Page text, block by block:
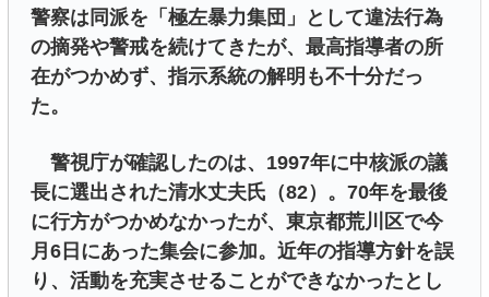
警察は同派を「極左暴力集団」として違法行為
の摘発や警戒を続けてきたが、最高指導者の所
在がつかめず、指示系統の解明も不十分だっ
た。
警視庁が確認したのは、1997年に中核派の議
長に選出された清水丈夫氏（82）。70年を最後
に行方がつかめなかったが、東京都荒川区で今
月6日にあった集会に参加。近年の指導方針を誤
り、活動を充実させることができなかったとし